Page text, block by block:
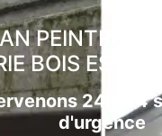
PEINTRE
BOIS
24h/24
d'urgence